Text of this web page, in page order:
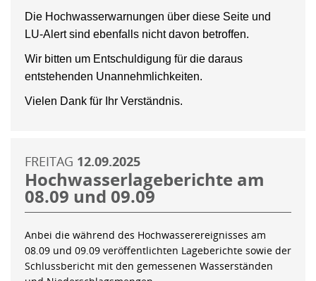
Die Hochwasserwarnungen über diese Seite und
LU-Alert sind ebenfalls nicht davon betroffen.
Wir bitten um Entschuldigung für die daraus
entstehenden Unannehmlichkeiten.
Vielen Dank für Ihr Verständnis.
FREITAG 12.09.2025
Hochwasserlageberichte am
08.09 und 09.09
Anbei die während des Hochwasserereignisses am
08.09 und 09.09 veröffentlichten Lageberichte sowie der
Schlussbericht mit den gemessenen Wasserständen